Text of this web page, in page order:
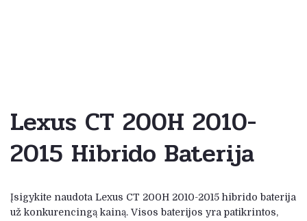
Lexus CT 200H 2010-
2015 Hibrido Baterija
Įsigykite naudota Lexus CT 200H 2010-2015 hibrido baterija
už konkurencingą kainą. Visos baterijos yra patikrintos,